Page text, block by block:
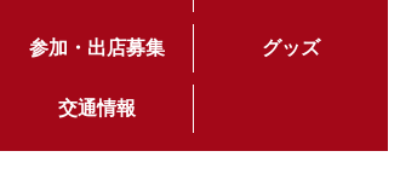
参加・出店募集 グッズ
交通情報